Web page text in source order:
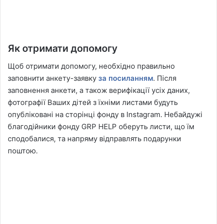
Як отримати допомогу
Щоб отримати допомогу, необхідно правильно
заповнити анкету-заявку за посиланням. Після
заповнення анкети, а також верифікації усіх даних,
фотографії Ваших дітей з їхніми листами будуть
опубліковані на сторінці фонду в Instagram. Небайдужі
благодійники фонду GRP HELP оберуть листи, що їм
сподобалися, та напряму відправлять подарунки
поштою.